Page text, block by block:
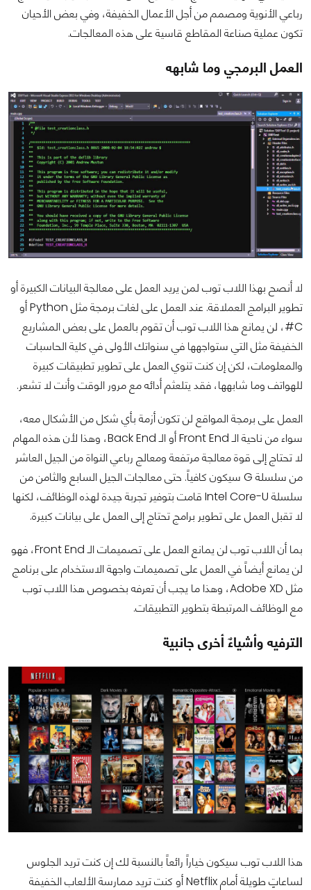
رباعي الأنوية ومصمم من أجل الأعمال الخفيفة، وفي بعض الأحيان
تكون عملية صناعة المقاطع قاسية على هذه المعالجات.
العمل البرمجي وما شابهه
لا أنصح بهذا اللاب توب لمن يريد العمل على معالجة البيانات الكبيرة أو
تطوير البرامج العملاقة. عند العمل على لغات برمجة مثل Python أو
C#، لن يمانع هذا اللاب توب أن تقوم بالعمل على بعض المشاريع
الخفيفة مثل التي ستواجهها في سنواتك الأولى في كلية الحاسبات
والمعلومات، لكن إن كنت تنوي العمل على تطوير تطبيقات كبيرة
للهواتف وما شابهها، فقد يتلعثم أدائه مع مرور الوقت وأنت لا تشعر.
العمل على برمجة المواقع لن تكون أزمة بأي شكل من الأشكال معه،
سواء من ناحية الـ Front End أو الـ Back End، وهذا لأن هذه المهام
لا تحتاج إلى قوة معالجة مرتفعة ومعالج رباعي النواة من الجيل العاشر
من سلسلة G سيكون كافياً. حتى معالجات الجيل السابع والثامن من
سلسلة Intel Core-U قامت بتوفير تجربة جيدة لهذه الوظائف، لكنها
لا تقبل العمل على تطوير برامج تحتاج إلى العمل على بيانات كبيرة.
بما أن اللاب توب لن يمانع العمل على تصميمات الـ Front End، فهو
لن يمانع أيضاً في العمل على تصميمات واجهة الاستخدام على برنامج
مثل Adobe XD، وهذا ما يجب أن تعرفه بخصوص هذا اللاب توب
مع الوظائف المرتبطة بتطوير التطبيقات.
الترفيه وأشياءٌ أخرى جانبية
هذا اللاب توب سيكون خياراً رائعاً بالنسبة لك إن كنت تريد الجلوس
لساعاتٍ طويلة أمام Netflix أو كنت تريد ممارسة الألعاب الخفيفة